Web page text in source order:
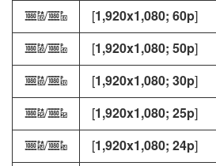
y/y [1,920x1,080; 60p]
z/z [1,920x1,080; 50p]
1/1 [1,920x1,080; 30p]
2/2 [1,920x1,080; 25p]
3/3 [1,920x1,080; 24p]